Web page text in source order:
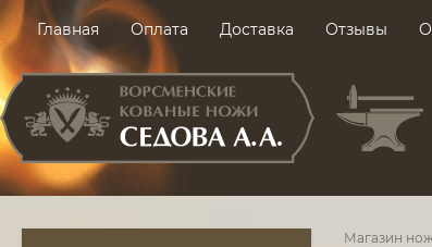
Главная Оплата Доставка Отзывы
Магазин